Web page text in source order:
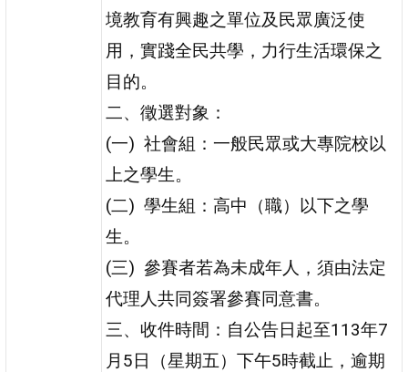
境教育有興趣之單位及民眾廣泛使
用，實踐全民共學，力行生活環保之
目的。
二、徵選對象：
(一) 社會組：一般民眾或大專院校以
上之學生。
(二) 學生組：高中（職）以下之學
生。
(三) 參賽者若為未成年人，須由法定
代理人共同簽署參賽同意書。
三、收件時間：自公告日起至113年7
月5日（星期五）下午5時截止，逾期